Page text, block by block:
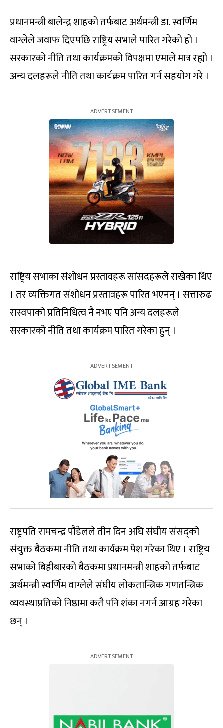
प्रधानमन्त्री बालेन्द्र शाहको तर्फबाट अर्थमन्त्री डा. स्वर्णिम
वाग्लेले जवाफ दिएपछि राष्ट्रिय सभाले पारित गरेको हो ।
सरकारको नीति तथा कार्यक्रमको विपक्षमा एमाले मात्र रह्यो ।
अन्य दलहरूले नीति तथा कार्यक्रम पारित गर्न सहयोग गरे ।
राष्ट्रिय सभाका संशोधन प्रस्तावहरू सांसदहरूले राखेका थिए
। तर व्यक्तिगत संशोधन प्रस्तावहरू पारित भएनन् । सत्तारुढ
रास्वपाको प्रतिनिधित्व नै नभए पनि अन्य दलहरूले
सरकारको नीति तथा कार्यक्रम पारित गरेका हुन् ।
राष्ट्रपति रामचन्द्र पौडेलले तीन दिन अघि संघीय संसद्को
संयुक्त बैठकमा नीति तथा कार्यक्रम पेश गरेका थिए । राष्ट्रिय
सभाको बिहीबारको बैठकमा प्रधानमन्त्री शाहको तर्फबाट
अर्थमन्त्री स्वर्णिम वाग्लेले संघीय लोकतान्त्रिक गणतन्त्रिक
व्यवस्थाप्रतिको निष्ठामा कतै पनि शंका नगर्न आग्रह गरेका
छन् ।